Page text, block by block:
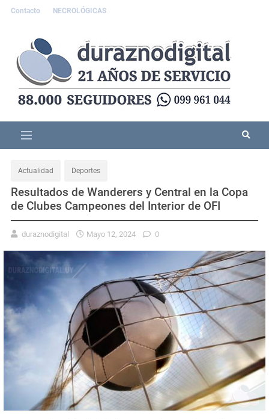
Contacto NECROLÓGICAS
Actualidad Deportes
Resultados de Wanderers y Central en la Copa
de Clubes Campeones del Interior de OFI
duraznodigital Mayo 12, 2024 0